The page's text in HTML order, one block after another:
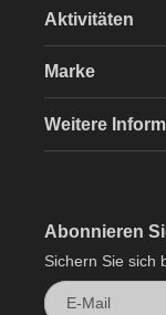
Aktivitäten
Marke
Weitere
Abonnieren
Sichern Sie sich
E-Mail